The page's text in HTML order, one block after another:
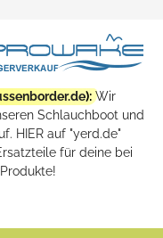
): Wir
Schlauchboot und
HIER auf "yerd.de"
für deine bei